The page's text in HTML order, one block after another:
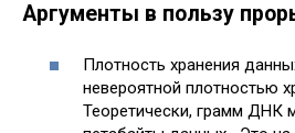
Аргументы в пользу
Плотность хранения
невероятной плотностью
Теоретически, грамм ДНК